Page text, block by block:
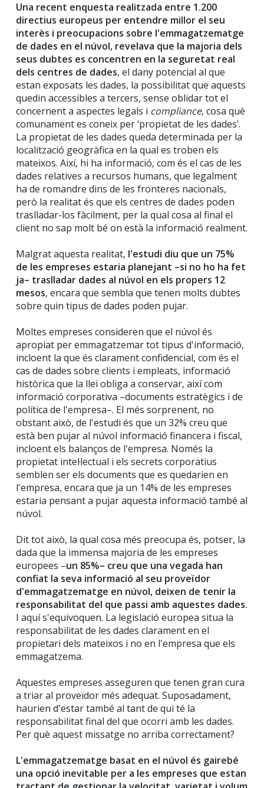
Una recent enquesta realitzada entre 1.200
directius europeus per entendre millor el seu
interès i preocupacions sobre l'emmagatzematge
de dades en el núvol, revelava que la majoria dels
seus dubtes es concentren en la seguretat real
dels centres de dades, el dany potencial al que
estan exposats les dades, la possibilitat que aquests
quedin accessibles a tercers, sense oblidar tot el
concernent a aspectes legals i compliance, cosa què
comunament es coneix per ‘propietat de les dades’.
La propietat de les dades queda determinada per la
localització geogràfica en la qual es troben els
mateixos. Així, hi ha informació, com és el cas de les
dades relatives a recursos humans, que legalment
ha de romandre dins de les fronteres nacionals,
però la realitat és que els centres de dades poden
traslladar-los fàcilment, per la qual cosa al final el
client no sap molt bé on està la informació realment.
Malgrat aquesta realitat, l'estudi diu que un 75%
de les empreses estaria planejant –si no ho ha fet
ja– traslladar dades al núvol en els propers 12
mesos, encara que sembla que tenen molts dubtes
sobre quin tipus de dades poden pujar.
Moltes empreses consideren que el núvol és
apropiat per emmagatzemar tot tipus d'informació,
incloent la que és clarament confidencial, com és el
cas de dades sobre clients i empleats, informació
històrica que la llei obliga a conservar, així com
informació corporativa –documents estratègics i de
política de l'empresa–. El més sorprenent, no
obstant això, de l'estudi és que un 32% creu que
està ben pujar al núvol informació financera i fiscal,
incloent els balanços de l'empresa. Només la
propietat intel·lectual i els secrets corporatius
semblen ser els documents que es quedarien en
l'empresa, encara que ja un 14% de les empreses
estaria pensant a pujar aquesta informació també al
núvol.
Dit tot això, la qual cosa més preocupa és, potser, la
dada que la immensa majoria de les empreses
europees –un 85%– creu que una vegada han
confiat la seva informació al seu proveïdor
d'emmagatzematge en núvol, deixen de tenir la
responsabilitat del que passi amb aquestes dades.
I aquí s'equivoquen. La legislació europea situa la
responsabilitat de les dades clarament en el
propietari dels mateixos i no en l'empresa que els
emmagatzema.
Aquestes empreses asseguren que tenen gran cura
a triar al proveïdor més adequat. Suposadament,
haurien d'estar també al tant de qui té la
responsabilitat final del que ocorri amb les dades.
Per què aquest missatge no arriba correctament?
L'emmagatzematge basat en el núvol és gairebé
una opció inevitable per a les empreses que estan